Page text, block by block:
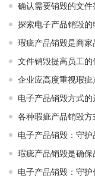
确认需要销毁的文
探索电子产品销毁的
瑕疵产品销毁是商
文件销毁提高员工
企业应高度重视瑕
电子产品销毁方式的
各种瑕疵产品销毁方
电子产品销毁：守
瑕疵产品销毁是确
电子产品销毁：守